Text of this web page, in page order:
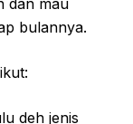
bulannya.
deh jenis